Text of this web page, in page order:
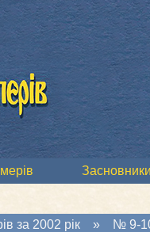
за 2002 рік » № 9-